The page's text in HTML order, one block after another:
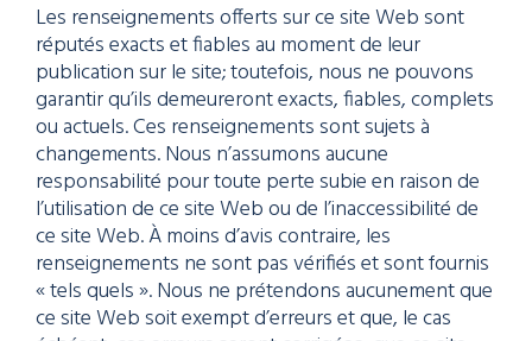
Les renseignements offerts sur ce site Web sont
réputés exacts et fiables au moment de leur
publication sur le site; toutefois, nous ne pouvons
garantir qu’ils demeureront exacts, fiables, complets
ou actuels. Ces renseignements sont sujets à
changements. Nous n’assumons aucune
responsabilité pour toute perte subie en raison de
l’utilisation de ce site Web ou de l’inaccessibilité de
ce site Web. À moins d’avis contraire, les
renseignements ne sont pas vérifiés et sont fournis
« tels quels ». Nous ne prétendons aucunement que
ce site Web soit exempt d’erreurs et que, le cas